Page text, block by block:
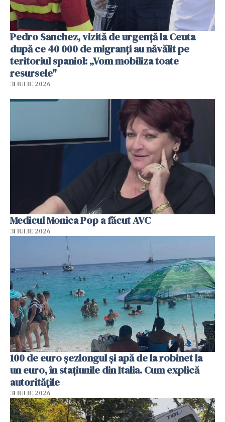
Pedro Sanchez, vizită de urgență la Ceuta
după ce 40 000 de migranți au năvălit pe
teritoriul spaniol: „Vom mobiliza toate
resursele"
31 IULIE 2026
Medicul Monica Pop a făcut AVC
31 IULIE 2026
100 de euro șezlongul și apă de la robinet la
un euro, în stațiunile din Italia. Cum explică
autoritățile
31 IULIE 2026